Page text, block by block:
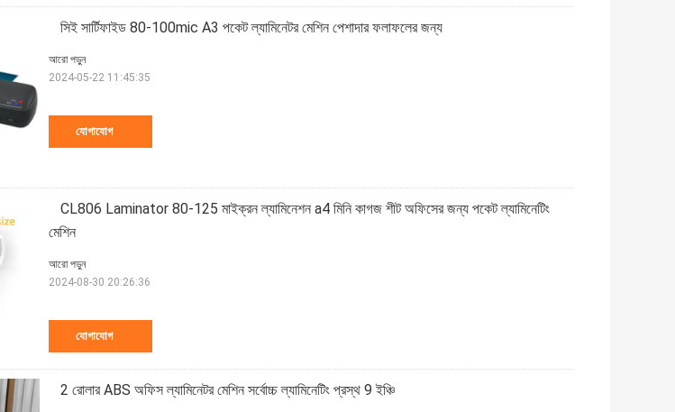
সিই সার্টিফাইড 80-100mic A3 পকেট ল্যামিনেটর মেশিন পেশাদার ফলাফলের জন্য
যোগাযোগ
আরো পড়ুন
2024-05-22 11:45:35
CL806 Laminator 80-125 মাইক্রন ল্যামিনেশন a4 মিনি কাগজ শীট অফিসের জন্য পকেট ল্যামিনেটিং
মেশিন
যোগাযোগ
আরো পড়ুন
2024-08-30 20:26:36
2 রোলার ABS অফিস ল্যামিনেটর মেশিন সর্বোচ্চ ল্যামিনেটিং প্রস্থ 9 ইঞ্চি